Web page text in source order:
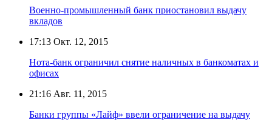
Военно-промышленный банк приостановил выдачу
вкладов
17:13 Окт. 12, 2015
Нота-банк ограничил снятие наличных в банкоматах и
офисах
21:16 Авг. 11, 2015
Банки группы «Лайф» ввели ограничение на выдачу